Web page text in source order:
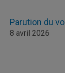
Parution du
8 avril 2026